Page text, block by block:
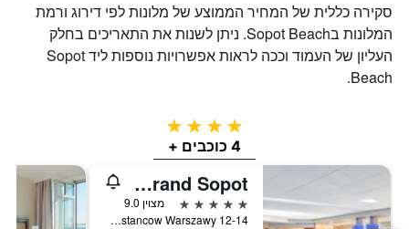
סקירה כללית של המחיר הממוצע של מלונות לפי דירוג ורמת
המלונות בSopot Beach. ניתן לשנות את התאריכים בחלק
העליון של העמוד וככה לראות אפשרויות נוספות ליד Sopot
Beach.
4 כוכבים
4 כוכבים +
Sofitel Grand Sopot
5 כוכבים
מצוין 9.0
Ul. Powstancow Warszawy 12-14, סופוט, מחוז פומרניה, פולין